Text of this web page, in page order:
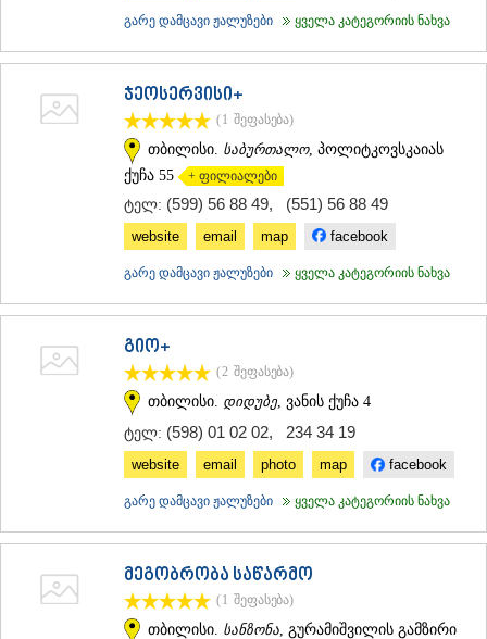
ᲡᲔᲜᲐᲙᲘ
ᲩᲮᲝᲠᲝᲬᲧᲣ
ᲬᲐᲚᲔᲜᲯᲘᲮᲐ
ᲡᲐᲛᲪᲮᲔ–ᲯᲐᲕᲐᲮᲔᲗᲘ
ᲐᲮᲐᲚᲥᲐᲚᲐᲥᲘ
ᲑᲝᲠᲯᲝᲛᲘ
ᲜᲘᲜᲝᲬᲛᲘᲜᲓᲐ
ᲐᲑᲐᲡᲗᲣᲛᲐᲜᲘ
ᲥᲕᲔᲛᲝ ᲥᲐᲠᲗᲚᲘ
ᲬᲐᲚᲙᲐ
ᲨᲘᲓᲐ ᲥᲐᲠᲗᲚᲘ
გარე დამცავი ჟალუზები ყველა კატეგორიის ნახვა
ჯეოსერვისი+
(1 შეფასება)
თბილისი. საბურთალო, პოლიტკოვსკაიას
ქუჩა 55 + ფილიალები
ტელ: (599) 56 88 49, (551) 56 88 49
website email map facebook
გარე დამცავი ჟალუზები ყველა კატეგორიის ნახვა
გიო+
(2 შეფასება)
თბილისი. დიდუბე , ვანის ქუჩა 4
ტელ: (598) 01 02 02, 234 34 19
website email photo map facebook
გარე დამცავი ჟალუზები ყველა კატეგორიის ნახვა
მეგობრობა საწარმო
(1 შეფასება)
თბილისი. სანზონა , გურამიშვილის გამზირი